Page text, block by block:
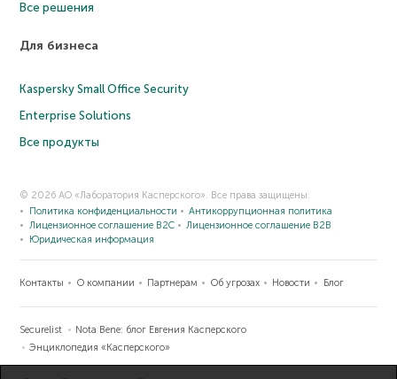
Все решения
Для бизнеса
Kaspersky Small Office Security
Enterprise Solutions
Все продукты
© 2026 АО «Лаборатория Касперского». Все права защищены.
Политика конфиденциальности
Антикоррупционная политика
Лицензионное соглашение B2C
Лицензионное соглашение B2B
Юридическая информация
Контакты О компании Партнерам Об угрозах Новости Блог
Securelist
Nota Bene: блог Евгения Касперского
Энциклопедия «Касперского»